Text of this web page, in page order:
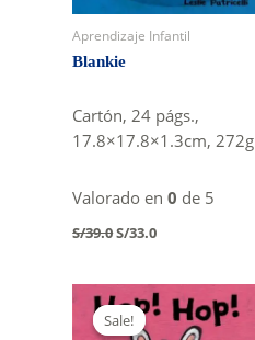
Aprendizaje Infantil
Blankie
Cartón, 24 págs.,
17.8×17.8×1.3cm, 272g
Valorado en0 de 5
S/39.0Original
S/39.0.
S/33.0Current
S/33.0.
Sale!
Sale!